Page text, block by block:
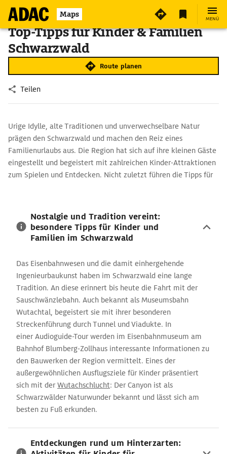
Maps MENÜ
Top-Tipps für Kinder & Familien
Schwarzwald
Route planen
Teilen
Urige Idylle, alte Traditionen und unverwechselbare Natur
prägen den Schwarzwald und machen den Reiz eines
Familienurlaubs aus. Die Region hat sich auf ihre kleinen Gäste
eingestellt und begeistert mit zahlreichen Kinder-Attraktionen
zum Spielen und Entdecken. Nicht zuletzt führen die Tipps für
Nostalgie und Tradition vereint:
besondere Tipps für Kinder und
Familien im Schwarzwald
Das Eisenbahnwesen und die damit einhergehende
Ingenieurbaukunst haben im Schwarzwald eine lange
Tradition. An diese erinnert bis heute die Fahrt mit der
Sauschwänzlebahn. Auch bekannt als Museumsbahn
Wutachtal, begeistert sie mit ihrer besonderen
Streckenführung durch Tunnel und Viadukte. In
einer Audioguide-Tour werden im Eisenbahnmuseum am
Bahnhof Blumberg-Zollhaus interessante Informationen zu
den Bauwerken der Region vermittelt. Eines der
außergewöhnlichen Ausflugsziele für Kinder präsentiert
sich mit derWutachschlucht: Der Canyon ist als
Schwarzwälder Naturwunder bekannt und lässt sich am
besten zu Fuß erkunden.
Entdeckungen rund um Hinterzarten: